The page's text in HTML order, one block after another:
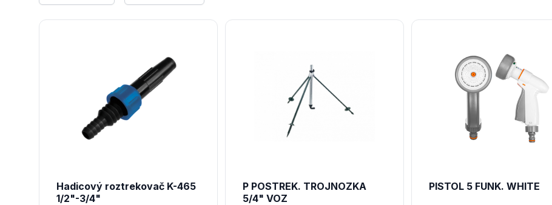
Hadicový roztrekovač K-465
1/2"-3/4"
P POSTREK. TROJNOZKA
5/4" VOZ
PISTOL 5 FUNK. WHITE